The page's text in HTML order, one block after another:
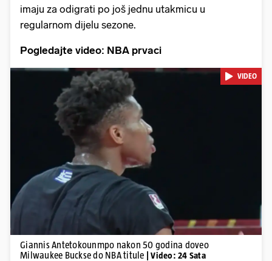
imaju za odigrati po još jednu utakmicu u
regularnom dijelu sezone.
Pogledajte video: NBA prvaci
Pokretanje videa...
VIDEO
Giannis Antetokounmpo nakon 50 godina doveo
Milwaukee Buckse do NBA titule
| Video: 24 Sata